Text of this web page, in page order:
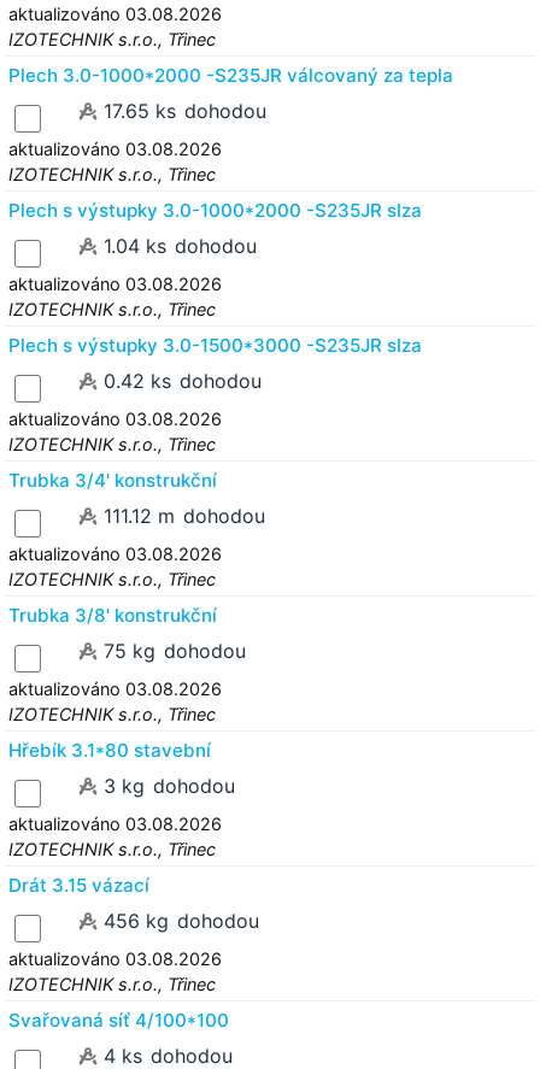
aktualizováno 03.08.2026
IZOTECHNIK s.r.o., Třinec
Plech 3.0-1000*2000 -S235JR válcovaný za tepla
17.65 ks dohodou
aktualizováno 03.08.2026
IZOTECHNIK s.r.o., Třinec
Plech s výstupky 3.0-1000*2000 -S235JR slza
1.04 ks dohodou
aktualizováno 03.08.2026
IZOTECHNIK s.r.o., Třinec
Plech s výstupky 3.0-1500*3000 -S235JR slza
0.42 ks dohodou
aktualizováno 03.08.2026
IZOTECHNIK s.r.o., Třinec
Trubka 3/4' konstrukční
111.12 m dohodou
aktualizováno 03.08.2026
IZOTECHNIK s.r.o., Třinec
Trubka 3/8' konstrukční
75 kg dohodou
aktualizováno 03.08.2026
IZOTECHNIK s.r.o., Třinec
Hřebík 3.1*80 stavební
3 kg dohodou
aktualizováno 03.08.2026
IZOTECHNIK s.r.o., Třinec
Drát 3.15 vázací
456 kg dohodou
aktualizováno 03.08.2026
IZOTECHNIK s.r.o., Třinec
Svařovaná síť 4/100*100
4 ks dohodou